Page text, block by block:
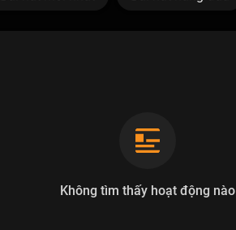
Không tìm thấy hoạt động nào